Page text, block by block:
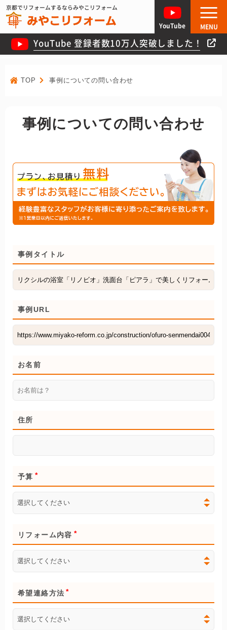
京都でリフォームするならみやこリフォーム
YouTube 登録者数10万人突破しました！
YouTube MENU
TOP 事例についての問い合わせ
事例についての問い合わせ
事例タイトル
事例URL
お名前
住所
予算
リフォーム内容
希望連絡方法